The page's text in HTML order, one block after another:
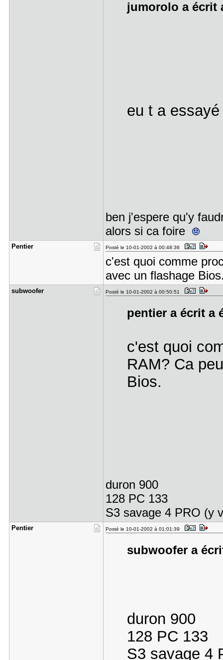
jumorolo a écrit
eu t a
ben j'espere qu'y
alors si ca foire
Pentier Posté le 10-01-2002 à 00:48:36
c'est quoi comme
avec un flashage
subwoofer Posté le 10-01-2002 à 00:50:51
pentier a écrit a
c'est quoi
RAM? Ca
Bios.
duron 900
128 PC 133
S3 savage 4 PRO (y
Pentier Posté le 10-01-2002 à 01:01:39
subwoofer a
duron 900
128 PC 133
S3 savage 4